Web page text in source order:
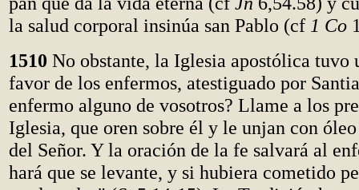
la salud corporal insinúa san Pablo (cf 1 Co
1510 No obstante, la Iglesia apostólica tuvo
favor de los enfermos, atestiguado por
enfermo alguno de vosotros? Llame a los
Iglesia, que oren sobre él y le unjan con
del Señor. Y la oración de la fe salvará al
hará que se levante, y si hubiera cometido